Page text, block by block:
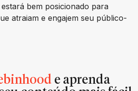
bem posicionado para
atraiam e engajem seu público-
e aprenda